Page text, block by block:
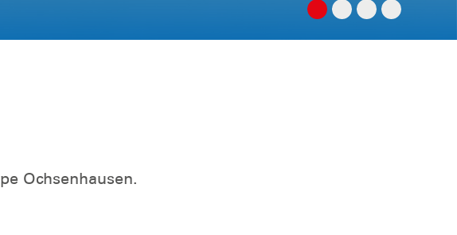
Ochsenhausen.